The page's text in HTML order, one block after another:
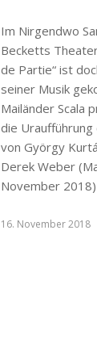
Im Nirgendwo
Becketts
de Partie“ ist
seiner Musik
Mailänder Scala
die
von György
Derek Weber
November
16. November 2018